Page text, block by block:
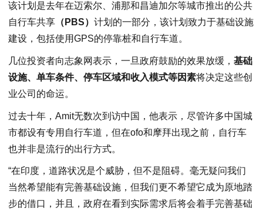
该计划是去年在迈索尔、浦那和昌迪加尔等城市推出的公共
自行车共享 （PBS） 计划的一部分，该计划致力于基础设施
建设，包括使用GPS的停靠桩和自行车道。
几位投资者向志象网表示，一旦政府鼓励的效果放缓， 基础
设施、单车条件、停车区域和收入模式等因素将决定这些创
业公司的命运。
过去十年，Amit无数次到访中国，他表示，尽管许多中国城
市都设有专用自行车道，但在ofo和摩拜出现之前，自行车
也并非是流行的出行方式。
“在印度，道路状况是个威胁，但不是阻碍。毫无疑问我们
当然希望能有完善基础设施，但我们更不希望它成为原地踏
步的借口，并且，政府在看到实际需求后将会着手完善基础